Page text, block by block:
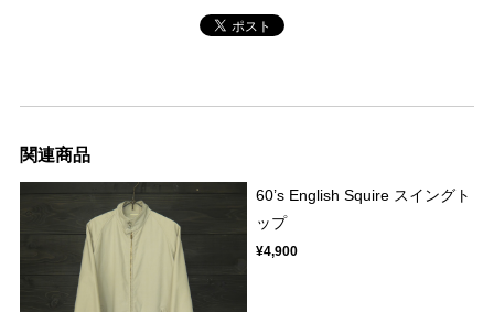
関連商品
60’s English Squire スイングト
ップ
¥4,900